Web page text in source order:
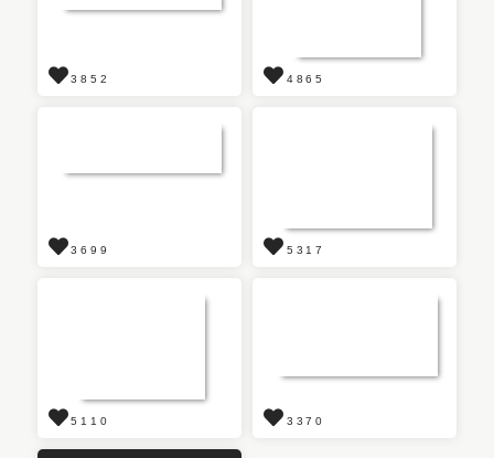
3852 4865
3699 5317
5110 3370